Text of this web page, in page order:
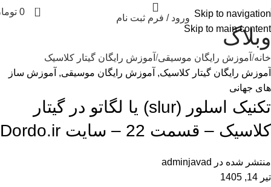
Skip to navigation
Skip to main content
ورود / فرم ثبت نام
0
0
وبلاگ
خانه آموزش رایگان موسیقی آموزش رایگان گیتار کلاسیک
آموزش رایگان گیتار کلاسیک, آموزش رایگان موسیقی, آموزش ساز
های جهانی
تکنیک اسلور (slur) یا لگاتو در گیتار
کلاسیک – قسمت 22 – سایت Dordo.ir
منتشر شده در
adminjavad
تیر 14, 1405